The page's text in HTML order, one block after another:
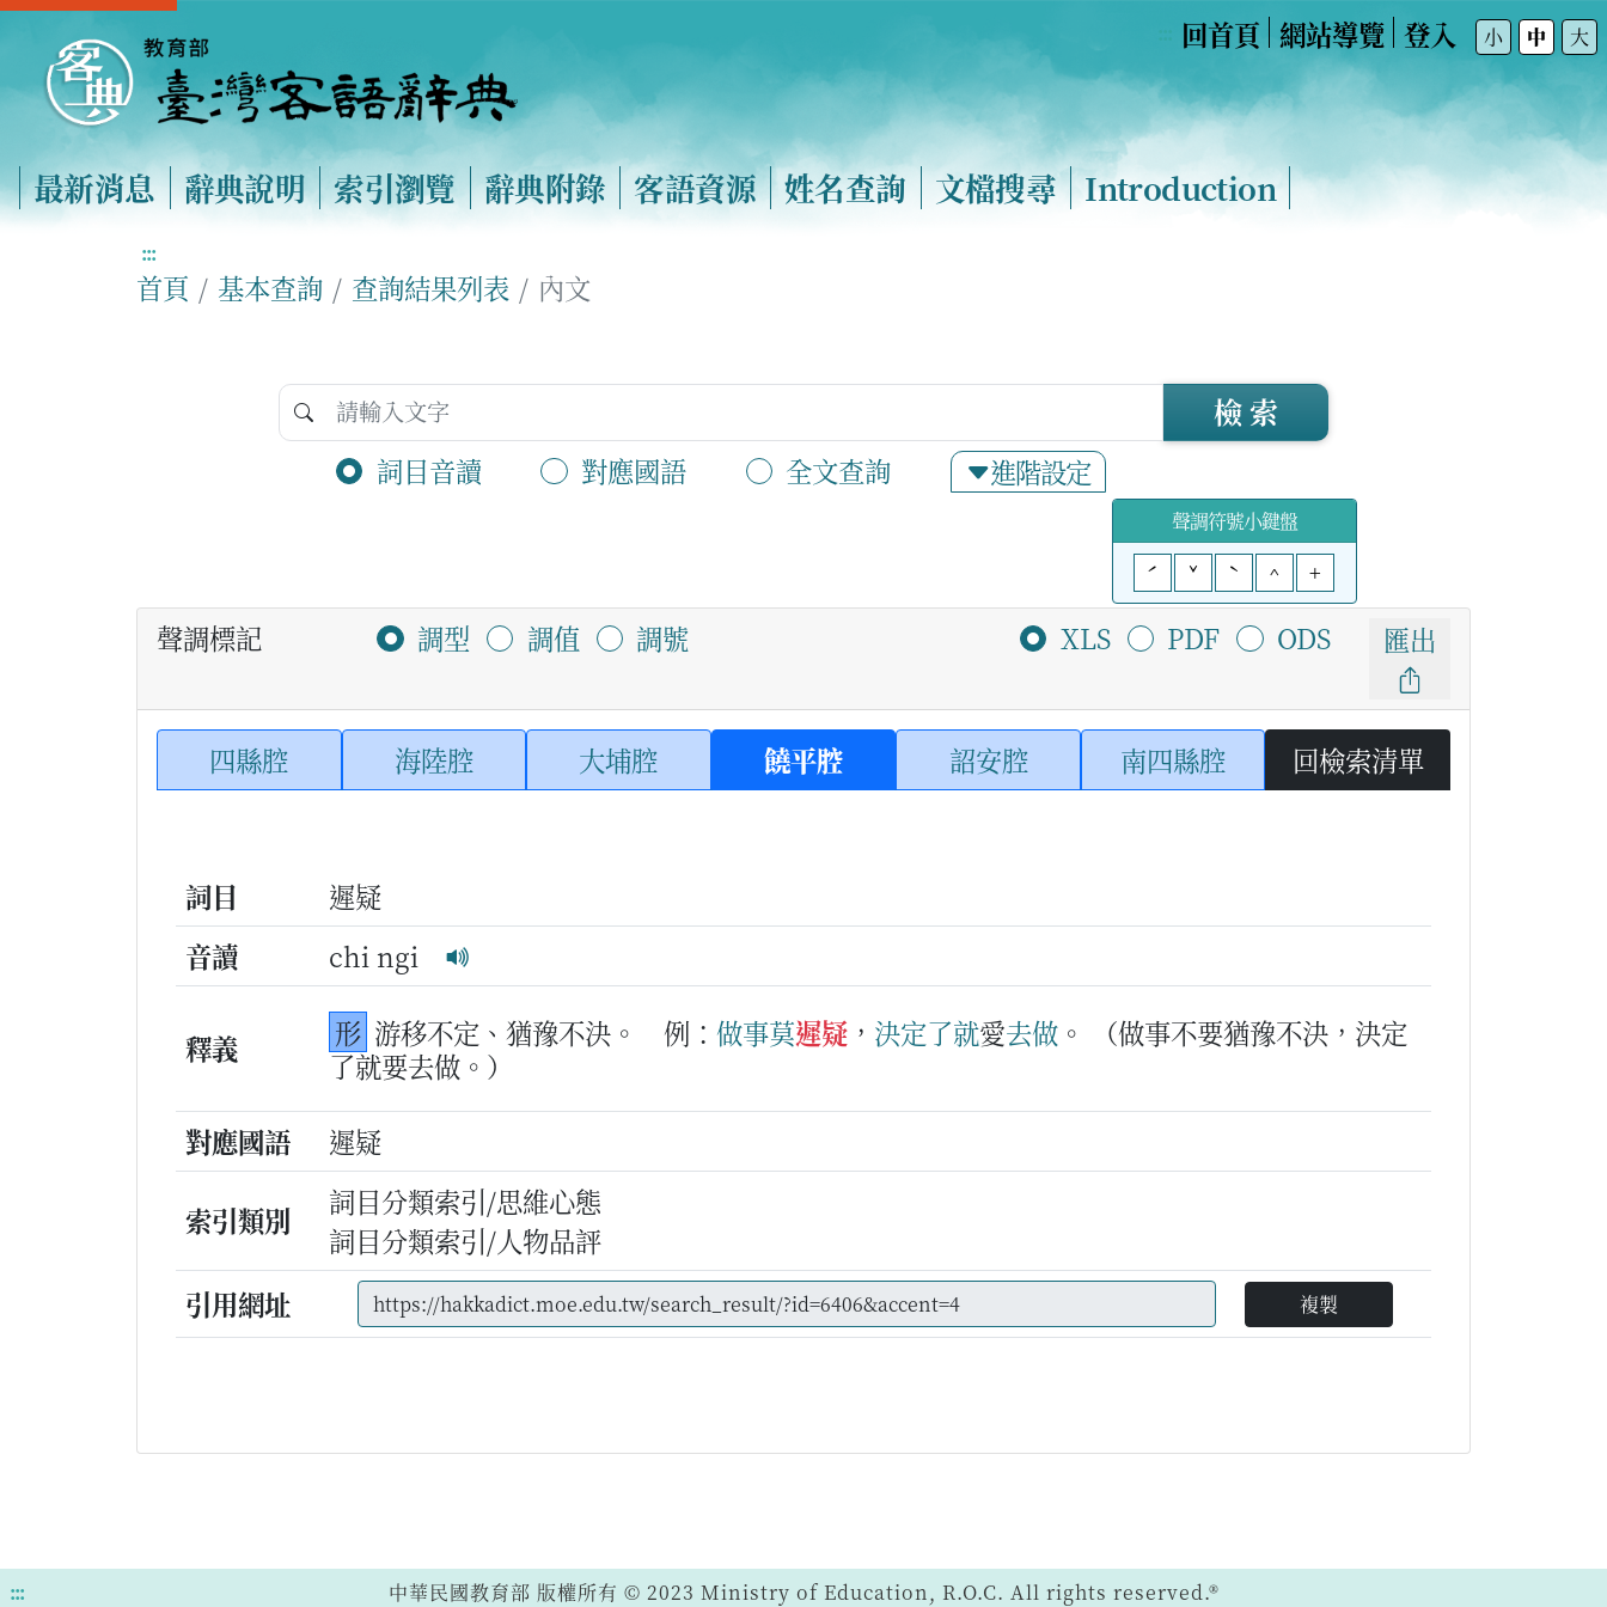
回首頁 網站導覽 登入 小 中 大
最新消息 辭典說明 索引瀏覽 辭典附錄 客語資源 姓名查詢 文檔搜尋 Introduction
:::
首頁 基本查詢 查詢結果列表 內文
詞目音讀 對應國語 全文查詢 進階設定
檢 索
聲調符號小鍵盤
ˊ
ˇ ˋ ^ +
聲調標記 調型 調值 調號 XLS PDF ODS 匯出
四縣腔 海陸腔 大埔腔 饒平腔 詔安腔 南四縣腔 回檢索清單
詞目
遲疑
音讀
chi ngi
釋義 形 游移不定、猶豫不決。 例： 做事莫遲疑 ， 決定了就愛去做 。
（做事不要猶豫不決，決定
了就要去做。）
對應國語
遲疑
索引類別
詞目分類索引/思維心態
詞目分類索引/人物品評
引用網址
複製
::: 中華民國教育部 版權所有 © 2023 Ministry of Education, R.O.C. All rights reserved.®